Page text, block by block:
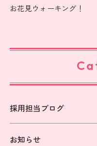
お花見ウォーキング！
採用担当ブログ
お知らせ